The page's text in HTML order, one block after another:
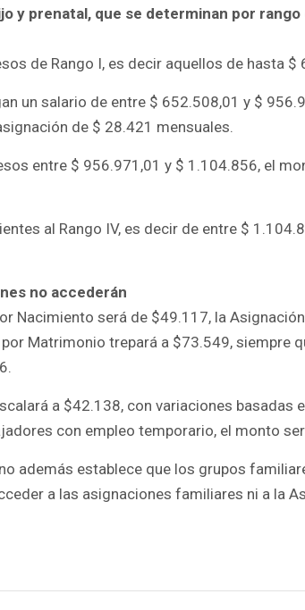
y prenatal, que se determinan por
de Rango I, es decir aquellos de hasta
un salario de entre $ 652.508,01 y $
de $ 28.421 mensuales.
entre $ 956.971,01 y $ 1.104.856, el
al Rango IV, es decir de entre $
no accederán
Nacimiento será de $49.117, la
Matrimonio trepará a $73.549, siempre
a $42.138, con variaciones basadas
con empleo temporario, el monto
además establece que los grupos
a las asignaciones familiares ni a la